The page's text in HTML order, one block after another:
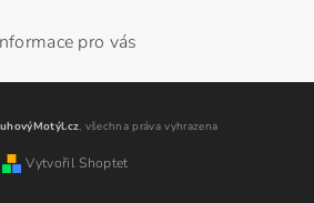
pro vás
, všechna práva vyhrazena
Vytvořil Shoptet